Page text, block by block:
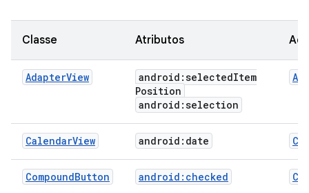
Classe Atributos
AdapterView android:selectedItem
Position
android:selection
CalendarView android:date
CompoundButton android:checked